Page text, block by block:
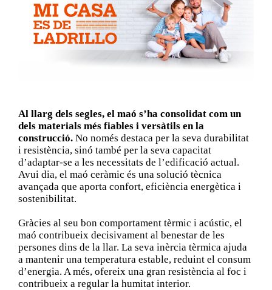
Al llarg dels segles, el maó s’ha consolidat com un
dels materials més fiables i versàtils en la
construcció. No només destaca per la seva durabilitat
i resistència, sinó també per la seva capacitat
d’adaptar-se a les necessitats de l’edificació actual.
Avui dia, el maó ceràmic és una solució tècnica
avançada que aporta confort, eficiència energètica i
sostenibilitat.
Gràcies al seu bon comportament tèrmic i acústic, el
maó contribueix decisivament al benestar de les
persones dins de la llar. La seva inèrcia tèrmica ajuda
a mantenir una temperatura estable, reduint el consum
d’energia. A més, ofereix una gran resistència al foc i
contribueix a regular la humitat interior.